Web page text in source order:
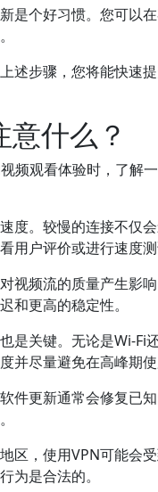
是个好习惯。您可以
述步骤，您将能快速
什么？
频观看体验时，了解
度。较慢的连接不仅
户评价或进行速度测
视频流的质量产生影
和更高的稳定性。
是关键。无论是Wi-Fi
并尽量避免在高峰期使
件更新通常会修复已
区，使用VPN可能会
为是合法的。